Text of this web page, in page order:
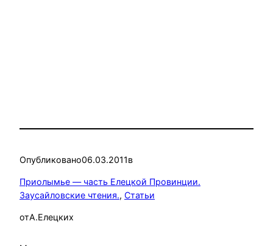
Опубликовано06.03.2011в
Приолымье — часть Елецкой Провинции.
Заусайловские чтения., Статьи
отА.Елецких